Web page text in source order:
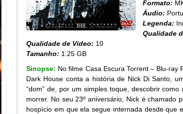
Formato:
Áudio:
Legenda:
Qualidade
Qualidade de Vídeo: 10
Tamanho: 1.25 GB
Sinopse: No filme Casa Escura Torrent – Blu-ray
Dark House conta a história de Nick Di Santo,
“dom” de, por um simples toque, descobrir
morrer. No seu 23º aniversário, Nick é chamado
hospício em que ela segue internada desde que